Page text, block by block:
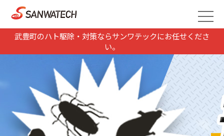
武豊町のハト駆除・対策ならサンワテックにお任せくださ
い。